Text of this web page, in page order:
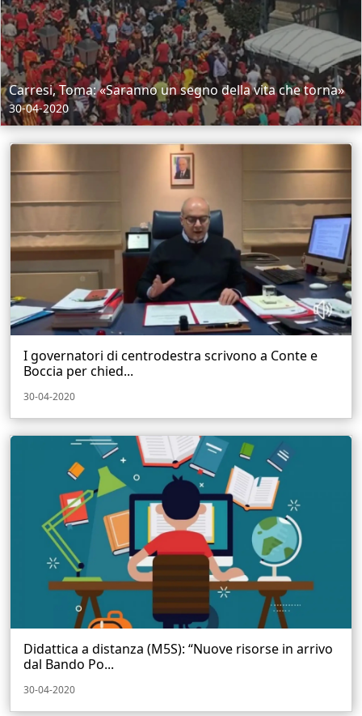
Carresi, Toma: «Saranno un segno della vita che torna»
30-04-2020
I governatori di centrodestra scrivono a Conte e
Boccia per chied...
30-04-2020
Didattica a distanza (M5S): “Nuove risorse in arrivo
dal Bando Po...
30-04-2020